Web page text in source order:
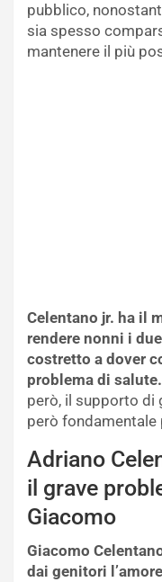
pubblico,
sia spesso
mantenere il più
Celentano jr. ha il
rendere nonni i
costretto a dover
problema di salute.
però, il supporto di
però
Adriano
il grave
Giacomo
Giacomo
dai genitori